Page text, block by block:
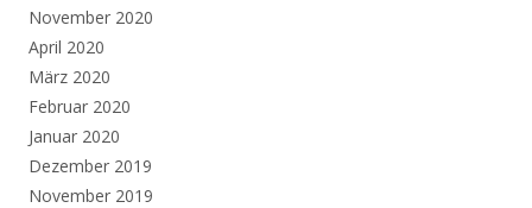
November 2020
April 2020
März 2020
Februar 2020
Januar 2020
Dezember 2019
November 2019